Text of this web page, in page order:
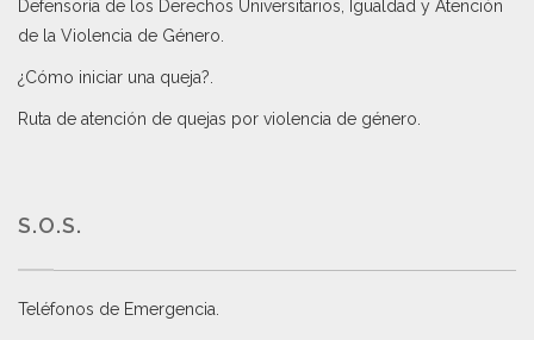
Defensoría de los Derechos Universitarios, Igualdad y Atención
de la Violencia de Género
¿Cómo iniciar una queja?
Ruta de atención de quejas por violencia de género
S.O.S.
Teléfonos de Emergencia.